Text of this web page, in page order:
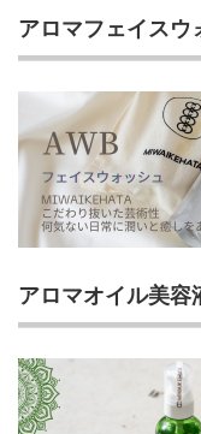
アロマフェイスウ
アロマオイル美容